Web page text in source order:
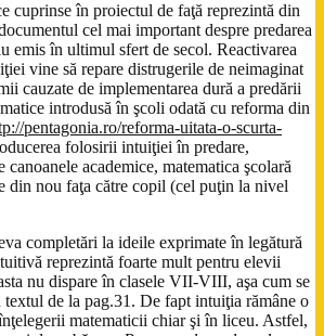
cuprinse în proiectul de faţă reprezintă din
cel mai important despre predarea
emis în ultimul sfert de secol. Reactivarea
vine să repare distrugerile de neimaginat
cauzate de implementarea dură a predării
introdusă în şcoli odată cu reforma din
pentagonia.ro/reforma-uitata-o-scurta-
folosirii intuiţiei în predare,
canoanele academice, matematica şcolară
din nou faţa către copil (cel puţin la nivel
completări la ideile exprimate în legătură
reprezintă foarte mult pentru elevii
nu dispare în clasele VII-VIII, aşa cum se
textul de la pag.31. De fapt intuiţia rămâne o
matematicii chiar şi în liceu. Astfel,